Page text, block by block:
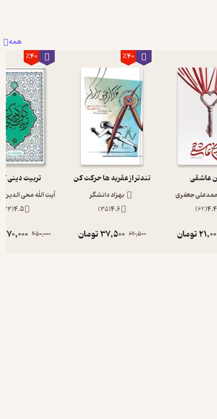
همه
عاشقی
جعفری
4.4
(
62
)
تومان
٪40
تندتر از عقربه ها حرکت کن
بهزاد دانشگر
4.6
(
35
)
62,500
37,500تومان
٪40
تربیت دینی
آیت الله محی الدین
4.5
(
33
450,000
270,000